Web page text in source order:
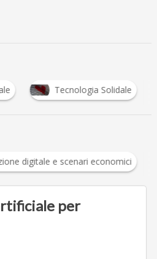
Tecnologia Solidale
Trasformazione digitale e scenari
per